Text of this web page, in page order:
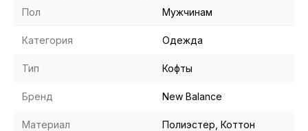
Пол Мужчинам
Категория Одежда
Тип Кофты
Бренд New Balance
Материал Полиэстер, Коттон